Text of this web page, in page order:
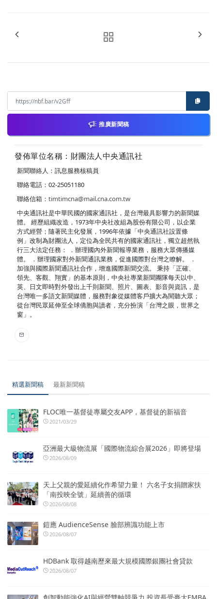
推廣新聞稿
發佈單位名稱：財團法人中央通訊社
新聞聯絡人：訊息服務核稿員
聯絡電話：02-25051180
聯絡信箱： timtimcna@mail.cna.com.tw
中央通訊社是中華民國的國家通訊社，是台灣最具影響力的新聞媒
體。 經歷組織改造，1973年中央社改組為股份有限公司，以企業
方式經營；隨著民主化發展，1996年依據「中央通訊社設置條
例」改制為財團法人，定位為全民共有的國家通訊社，獨立超然執
行三大法定任務： ．辦理國內外新聞報導業務，服務大眾傳播媒
體。 ．辦理國家對外新聞通訊業務，促進國際對台灣之瞭解。 ．
加強與國際新聞通訊社合作，增進國際新聞交流。 秉持「正確、
領先、客觀、翔實」的基本原則，中央社專業新聞團隊每天以中、
英、日文即時對外發出上千則新聞、照片、圖表、影音與資訊，是
台灣唯一多語文新聞媒體，服務對象從媒體客戶擴大為閱聽大眾；
從台灣民眾延伸至全球僑胞與讀者，充分扮演「台灣之眼，世界之
窗」。
精選新聞稿 最新新聞稿
FLOC唯一基督徒專屬交友APP，基督徒的新福音
2021/03/29
亞洲最大級物流展「國際物流綜合展2026」即將登場
2026/08/09
天上父親的愛延續化作希望力量！ 六名子女捐贈家扶
「南投映全號」延續善的循環
2026/08/08
鎧應 AudienceSense 臉部辨識功能上市
2026/08/07
HDBank 取得越南歷來最大規模國際銀團社會貸款
2026/08/07